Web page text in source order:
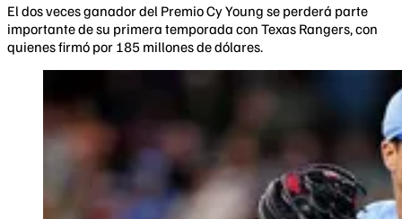
El dos veces ganador del Premio Cy Young se perderá parte
importante de su primera temporada con Texas Rangers, con
quienes firmó por 185 millones de dólares.